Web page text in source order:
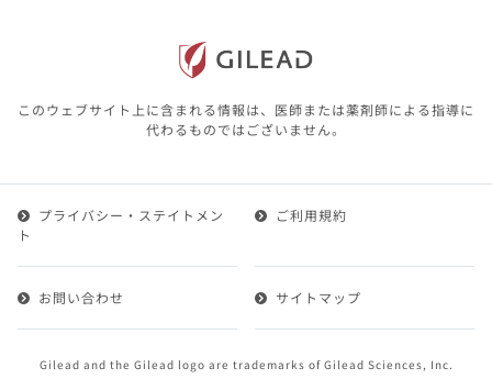
本サイト内の情報は、医師その他医療関係者
が行なうべきアドバイスやサービスを提供す
るものではありません。本サイトに表示され
ている情報は、決して、医師その他医療関係
1.会員とは、医療関係者の方で、本サービスの利用規約
ービスに登録を申し込みギリアドがこれを承認した方を
いいます。
けることができます。
このウェブサイト上に含まれる情報は、医師または薬剤師による指導に
代わるものではございません。
Gilead and the Gilead logo are trademarks of Gilead Sciences, Inc.
プライバシー・ステイトメン
ト
ご利用規約
お問い合わせ サイトマップ